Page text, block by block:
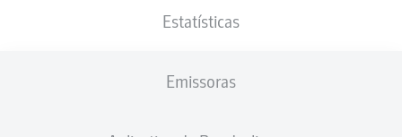
Estatísticas
Emissoras
Publicidade